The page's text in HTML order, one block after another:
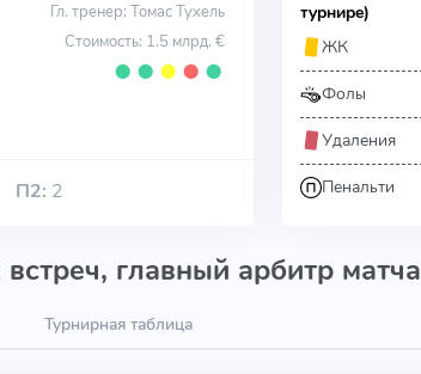
Гл. тренер: Томас Тухель
Стоимость: 1.5 млрд. €
⬤ ⬤ ⬤ ⬤ ⬤
П2: 2
турнире)
ЖК
Фолы
Удаления
Пенальти
главный арбитр матча
Турнирная таблица